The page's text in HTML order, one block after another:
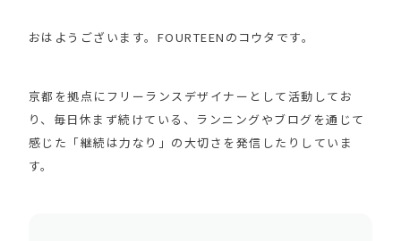
おはようございます。FOURTEENのコウタです。
京都を拠点にフリーランスデザイナーとして活動してお
り、毎日休まず続けている、ランニングやブログを通じて
感じた「継続は力なり」の大切さを発信したりしていま
す。